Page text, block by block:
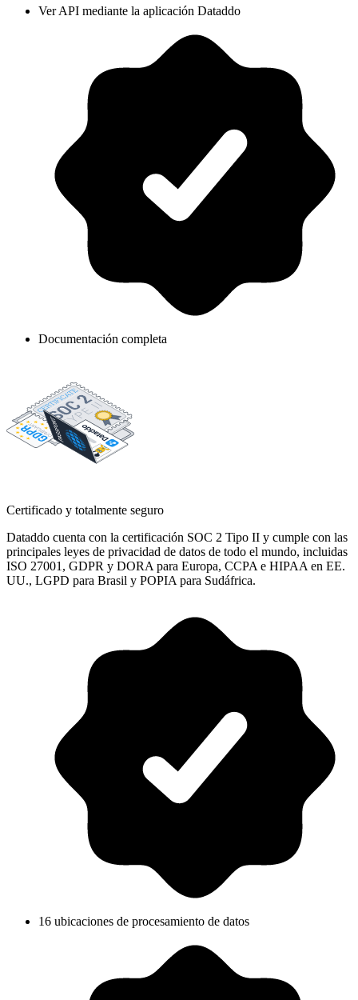
Ver API mediante la aplicación Dataddo
Documentación completa
Certificado y totalmente seguro
Dataddo cuenta con la certificación SOC 2 Tipo II y cumple con las
principales leyes de privacidad de datos de todo el mundo, incluidas
ISO 27001, GDPR y DORA para Europa, CCPA e HIPAA en EE.
UU., LGPD para Brasil y POPIA para Sudáfrica.
16 ubicaciones de procesamiento de datos